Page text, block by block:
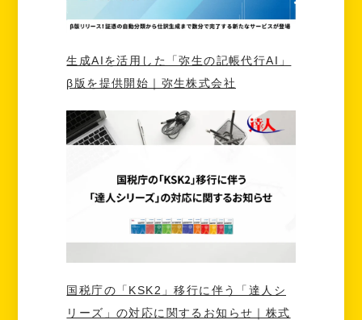
生成AIを活用した「弥生の記帳代行AI」
β版を提供開始｜弥生株式会社
国税庁の「KSK2」移行に伴う「達人シ
リーズ」の対応に関するお知らせ｜株式